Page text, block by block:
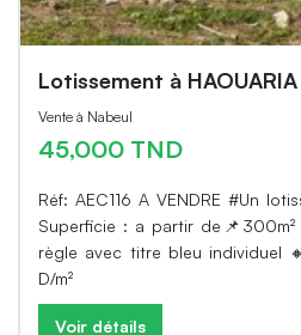
Lotissement à HAOUARIA
Vente à Nabeul
45,000 TND
Réf: AEC116 A VENDRE #Un
Superficie : a partir
règle avec titre bleu individuel
D/m²
Voir détails